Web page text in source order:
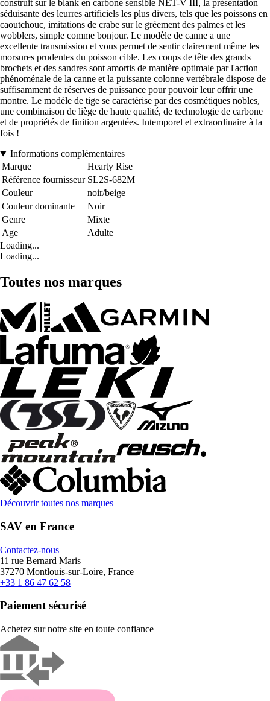
construit sur le blank en carbone sensible NET-V III, la présentation
séduisante des leurres artificiels les plus divers, tels que les poissons en
caoutchouc, imitations de crabe sur le gréement des palmes et les
wobblers, simple comme bonjour. Le modèle de canne a une
excellente transmission et vous permet de sentir clairement même les
morsures prudentes du poisson cible. Les coups de tête des grands
brochets et des sandres sont amortis de manière optimale par l'action
phénoménale de la canne et la puissante colonne vertébrale dispose de
suffisamment de réserves de puissance pour pouvoir leur offrir une
montre. Le modèle de tige se caractérise par des cosmétiques nobles,
une combinaison de liège de haute qualité, de technologie de carbone
et de propriétés de finition argentées. Intemporel et extraordinaire à la
fois !
Informations complémentaires
Marque
Hearty Rise
Référence fournisseur SL2S-682M
Couleur
noir/beige
Couleur dominante
Noir
Genre
Mixte
Age
Adulte
Loading...
Loading...
Toutes nos marques
Découvrir toutes nos marques
SAV en France
Contactez-nous
11 rue Bernard Maris
37270 Montlouis-sur-Loire, France
+33 1 86 47 62 58
Paiement sécurisé
Achetez sur notre site en toute confiance